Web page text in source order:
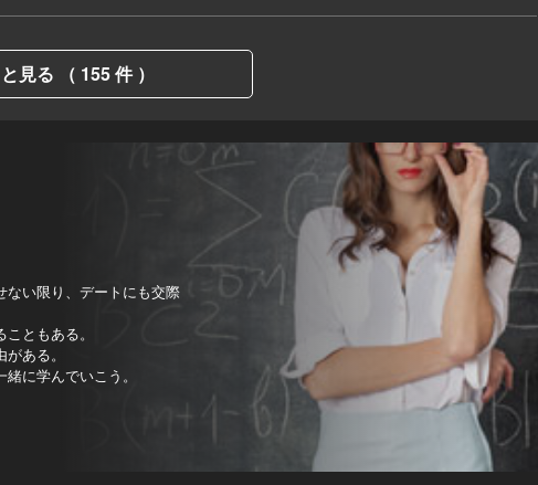
見る （ 155 件 ）
ない限り、デートにも交際
ともある。
ある。
に学んでいこう。